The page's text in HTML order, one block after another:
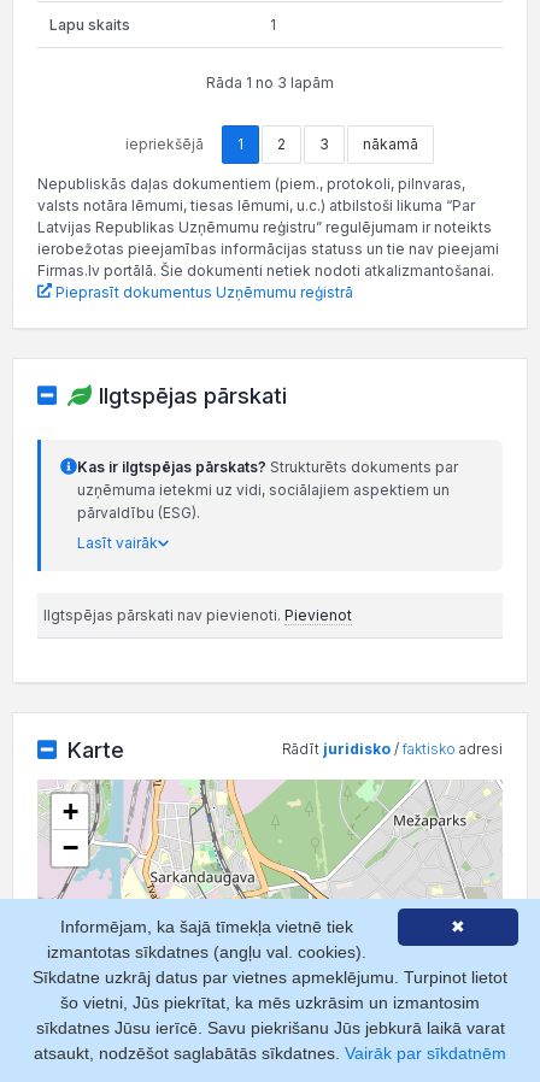
1
Rāda 1 no 3 lapām
iepriekšējā 1 2 3 nākamā
Nepubliskās daļas dokumentiem (piem., protokoli, pilnvaras,
valsts notāra lēmumi, tiesas lēmumi, u.c.) atbilstoši likuma “Par
Latvijas Republikas Uzņēmumu reģistru” regulējumam ir noteikts
ierobežotas pieejamības informācijas statuss un tie nav pieejami
Firmas.lv portālā. Šie dokumenti netiek nodoti atkalizmantošanai.
Pieprasīt dokumentus Uzņēmumu reģistrā
Ilgtspējas pārskati
Kas ir ilgtspējas pārskats? Strukturēts dokuments par
uzņēmuma ietekmi uz vidi, sociālajiem aspektiem un
pārvaldību (ESG).
Lasīt vairāk
Ilgtspējas pārskati nav pievienoti. Pievienot
Karte Rādīt juridisko /faktisko adresi
+
−
✖
Informējam, ka šajā tīmekļa vietnē tiek
izmantotas sīkdatnes (angļu val. cookies).
Sīkdatne uzkrāj datus par vietnes apmeklējumu. Turpinot lietot
šo vietni, Jūs piekrītat, ka mēs uzkrāsim un izmantosim
sīkdatnes Jūsu ierīcē. Savu piekrišanu Jūs jebkurā laikā varat
atsaukt, nodzēšot saglabātās sīkdatnes. Vairāk par sīkdatnēm